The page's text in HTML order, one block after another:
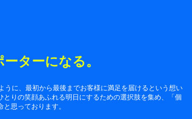
ターになる。
、最初から最後までお客様に満足を届けるという想い
りの笑顔あふれる明日にするための選択肢を集め、「個
思っております。